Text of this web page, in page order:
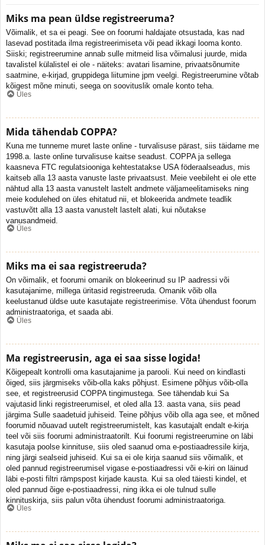
Miks ma pean üldse registreeruma?
Võimalik, et sa ei peagi. See on foorumi haldajate otsustada, kas nad
lasevad postitada ilma registreerimiseta või pead ikkagi looma konto.
Siiski; registreerumine annab sulle mitmeid lisa võimalusi juurde, mida
tavalistel külalistel ei ole - näiteks: avatari lisamine, privaatsõnumite
saatmine, e-kirjad, gruppidega liitumine jpm veelgi. Registreerumine võtab
kõigest mõne minuti, seega on soovituslik omale konto teha.
Üles
Mida tähendab COPPA?
Kuna me tunneme muret laste online - turvalisuse pärast, siis täidame me
1998.a. laste online turvalisuse kaitse seadust. COPPA ja sellega
kaasneva FTC regulatsiooniga kehtestatakse USA föderaalseadus, mis
kaitseb alla 13 aasta vanuste laste privaatsust. Meie veebileht ei ole ette
nähtud alla 13 aasta vanustelt lastelt andmete väljameelitamiseks ning
meie kodulehed on üles ehitatud nii, et blokeerida andmete teadlik
vastuvõtt alla 13 aasta vanustelt lastelt alati, kui nõutakse
vanusandmeid.
Üles
Miks ma ei saa registreeruda?
On võimalik, et foorumi omanik on blokeerinud su IP aadressi või
kasutajanime, millega üritasid registreeruda. Omanik võib olla
keelustanud üldse uute kasutajate registreerimise. Võta ühendust foorum
administraatoriga, et saada abi.
Üles
Ma registreerusin, aga ei saa sisse logida!
Kõigepealt kontrolli oma kasutajanime ja parooli. Kui need on kindlasti
õiged, siis järgmiseks võib-olla kaks põhjust. Esimene põhjus võib-olla
see, et registreerusid COPPA tingimustega. See tähendab kui Sa
vajutasid linki registreerumisel, et oled alla 13. aasta vana, siis pead
järgima Sulle saadetuid juhiseid. Teine põhjus võib olla aga see, et mõned
foorumid nõuavad uutelt registreerumistelt, kas kasutajalt endalt e-kirja
teel või siis foorumi administraatorilt. Kui foorumi registreerumine on läbi
kasutaja poolse kinnituse, siis oled saanud oma e-postiaadressile kirja,
ning järgi sealseid juhiseid. Kui sa ei ole kirja saanud siis võimalik, et
oled pannud registreerumisel vigase e-postiaadressi või e-kiri on läinud
läbi e-posti filtri rämpspost kirjade kausta. Kui sa oled täiesti kindel, et
oled pannud õige e-postiaadressi, ning ikka ei ole tulnud sulle
kinnituskirja, siis palun võta ühendust foorumi administraatoriga.
Üles